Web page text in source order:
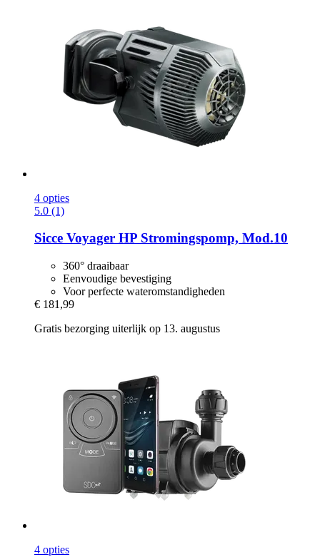
4 opties
5.0 (1)
Sicce Voyager HP Stromingspomp, Mod.10
360° draaibaar
Eenvoudige bevestiging
Voor perfecte wateromstandigheden
€ 181,99
Gratis bezorging uiterlijk op 13. augustus
4 opties